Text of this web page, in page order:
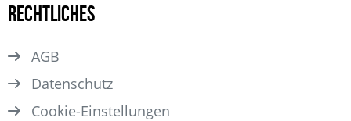
Rechtliches
AGB
Datenschutz
Cookie-Einstellungen